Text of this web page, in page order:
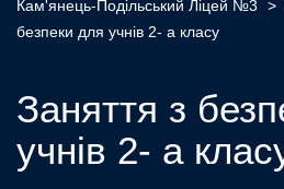
Кам'янець-Подільський Ліцей №3 >
безпеки для учнів 2- а класу
Заняття з
учнів 2- а